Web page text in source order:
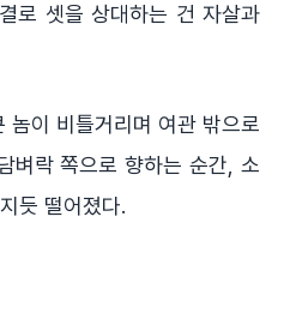
로 셋을 상대하는 건 자살과
놈이 비틀거리며 여관 밖으로
벼락 쪽으로 향하는 순간, 소
듯 떨어졌다.